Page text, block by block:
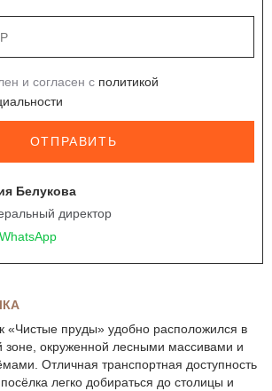
и согласен с политикой
ОТПРАВИТЬ
Белукова
директор
WhatsApp
«Чистые пруды» удобно расположился в
зоне, окруженной лесными массивами и
Отличная транспортная доступность
легко добираться до столицы и